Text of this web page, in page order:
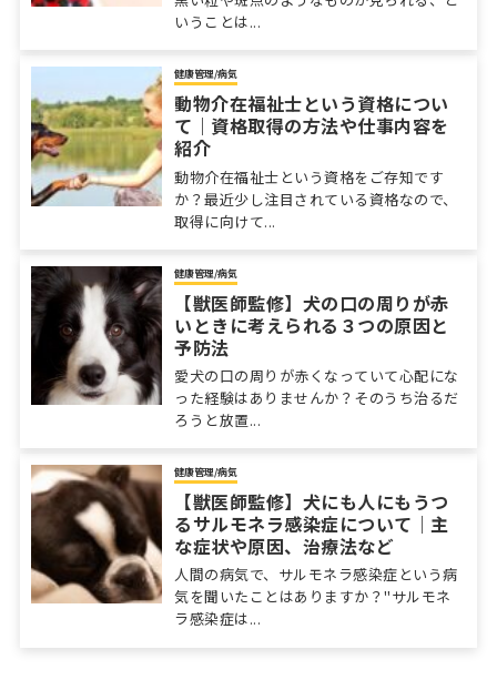
いうことは...
健康管理/病気
動物介在福祉士という資格につい
て｜資格取得の方法や仕事内容を
紹介
動物介在福祉士という資格をご存知です
か？最近少し注目されている資格なので、
取得に向けて...
健康管理/病気
【獣医師監修】犬の口の周りが赤
いときに考えられる３つの原因と
予防法
愛犬の口の周りが赤くなっていて心配にな
った経験はありませんか？そのうち治るだ
ろうと放置...
健康管理/病気
【獣医師監修】犬にも人にもうつ
るサルモネラ感染症について｜主
な症状や原因、治療法など
人間の病気で、サルモネラ感染症という病
気を聞いたことはありますか？"サルモネ
ラ感染症は...